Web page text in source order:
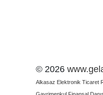
© 2026
Alkasaz Elektronik Ticaret